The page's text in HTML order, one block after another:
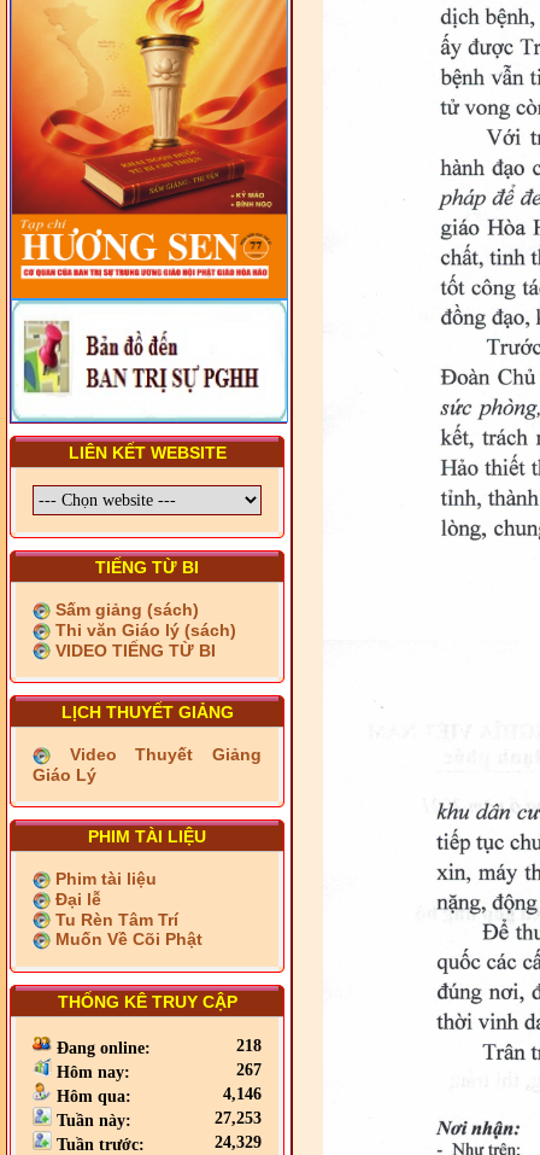
VẤN ĐỀ CHUNG VỀ PHÁP
LUẬT VÀ HỆ THỐNG PHÁP
LUẬT VIỆT NAM
- LỚP TẬP HUẤN LỊCH SỬ,
PHÁP LUẬT VIỆT NAM VÀ
HIẾN CHƯƠNG GIÁO HỘI
PGHH NHIỆM KỲ VI (2024-
2029) CHO TRỊ SỰ VIÊN
TRUNG ƯƠNG, BAN ĐẠI
DIỆN TỈNH VÀ GIÁO LÝ
VIÊN - CHUYÊN ĐỀ: SỰ RA
ĐỜI, BẢN CHẤT, CHỨC
NĂNG VÀ HÌNH THỨC CỦA
LIÊN KẾT WEBSITE
TIẾNG TỪ BI
Sấm giảng (sách)
Thi văn Giáo lý (sách)
VIDEO TIẾNG TỪ BI
LỊCH THUYẾT GIẢNG
Video Thuyết Giảng
Giáo Lý
PHIM TÀI LIỆU
Phim tài liệu
Đại lễ
Tu Rèn Tâm Trí
Muốn Về Cõi Phật
THỐNG KÊ TRUY CẬP
Đang online:
218
Hôm nay:
267
Hôm qua:
4,146
Tuần này:
27,253
Tuần trước:
24,329